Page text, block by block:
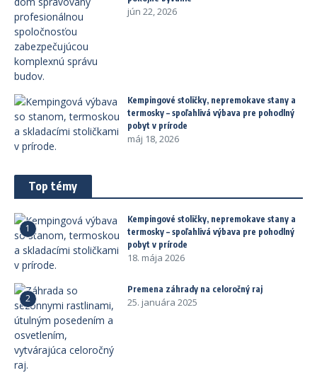
jún 22, 2026
Kempingové stoličky, nepremokave stany a
termosky – spoľahlivá výbava pre pohodlný
pobyt v prírode
máj 18, 2026
Top témy
1
Kempingové stoličky, nepremokave stany a
termosky – spoľahlivá výbava pre pohodlný
pobyt v prírode
18. mája 2026
2
Premena záhrady na celoročný raj
25. januára 2025